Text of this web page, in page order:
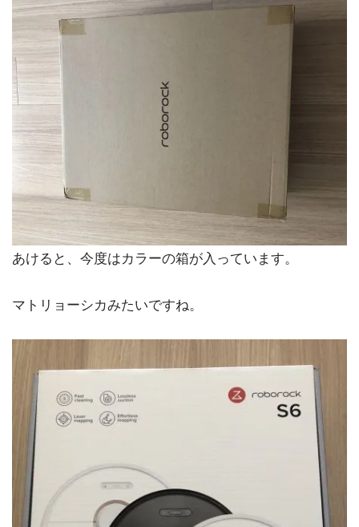
あけると、今度はカラーの箱が入っています。
マトリョーシカみたいですね。